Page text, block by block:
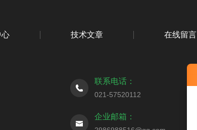
心 技术文章 在线留言
联系电话：
021-57520112
企业邮箱：